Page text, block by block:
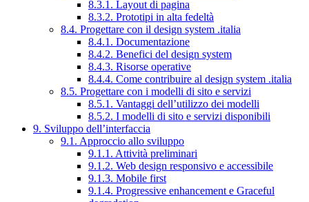
8.3.1. Layout di pagina
8.3.2. Prototipi in alta fedeltà
8.4. Progettare con il design system .italia
8.4.1. Documentazione
8.4.2. Benefici del design system
8.4.3. Risorse operative
8.4.4. Come contribuire al design system .italia
8.5. Progettare con i modelli di sito e servizi
8.5.1. Vantaggi dell’utilizzo dei modelli
8.5.2. I modelli di sito e servizi disponibili
9. Sviluppo dell’interfaccia
9.1. Approccio allo sviluppo
9.1.1. Attività preliminari
9.1.2. Web design responsivo e accessibile
9.1.3. Mobile first
9.1.4. Progressive enhancement e Graceful